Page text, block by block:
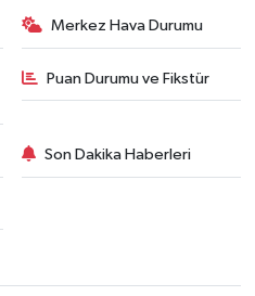
Merkez Hava Durumu
Puan Durumu ve Fikstür
Son Dakika Haberleri